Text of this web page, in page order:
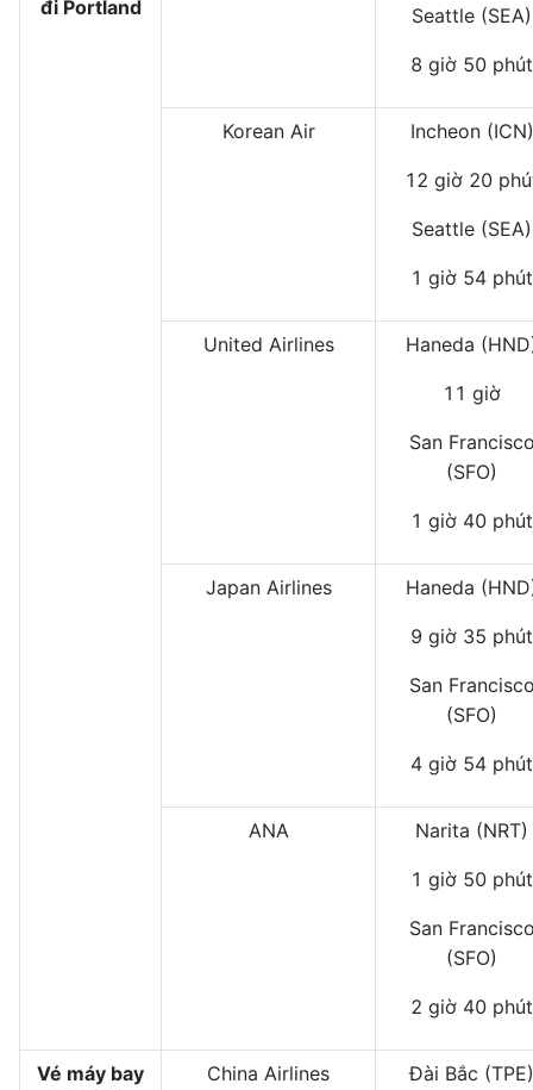
đi Portland
Seattle (SEA)
8 giờ 50 phút
Korean Air Incheon (ICN)
12 giờ 20
Seattle (SEA)
1 giờ 54 phút
United Airlines Haneda
11 giờ
San
(SFO)
1 giờ 40 phút
Japan Airlines Haneda
9 giờ 35 phút
San
(SFO)
4 giờ 54 phút
ANA Narita (NRT)
1 giờ 50 phút
San
(SFO)
2 giờ 40 phút
Vé máy bay
China Airlines Đài Bắc (TPE)